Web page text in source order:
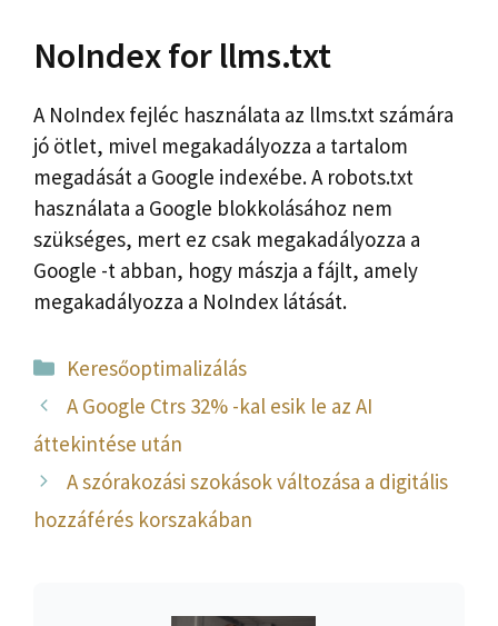
NoIndex for llms.txt
A NoIndex fejléc használata az llms.txt számára
jó ötlet, mivel megakadályozza a tartalom
megadását a Google indexébe. A robots.txt
használata a Google blokkolásához nem
szükséges, mert ez csak megakadályozza a
Google -t abban, hogy mászja a fájlt, amely
megakadályozza a NoIndex látását.
Kategória
Keresőoptimalizálás
A Google Ctrs 32% -kal esik le az AI
áttekintése után
A szórakozási szokások változása a digitális
hozzáférés korszakában